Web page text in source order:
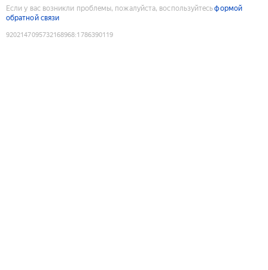
Если у вас возникли проблемы, пожалуйста, воспользуйтесьформой
обратной связи
9202147095732168968:1786390119